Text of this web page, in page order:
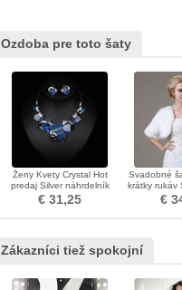
Ozdoba pre toto šaty
Ženy Kvety Crystal Hot
predaj Silver náhrdelník
€ 31,25
Svadobné
krátky rukáv
€
Zákazníci tiež spokojní